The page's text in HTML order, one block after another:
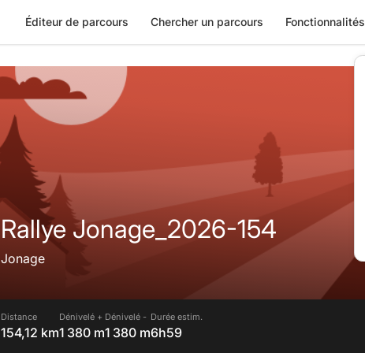
Éditeur de parcours Chercher un parcours Fonctionnalités
Rallye Jonage_2026-154
Jonage
Distance
154,12 km
Dénivelé +
1 380 m
Dénivelé -
1 380 m
Durée estim.
6h59